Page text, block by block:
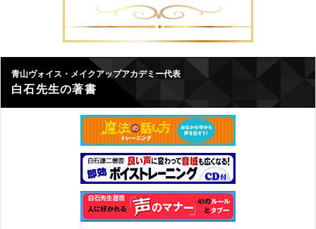
青山ヴォイス・メイクアップアカデミー代表
白石先生の著書